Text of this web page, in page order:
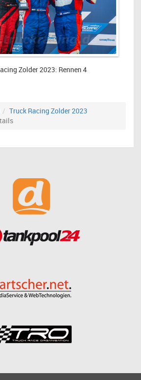
Zolder 2023: Rennen 4
Truck Racing Zolder 2023